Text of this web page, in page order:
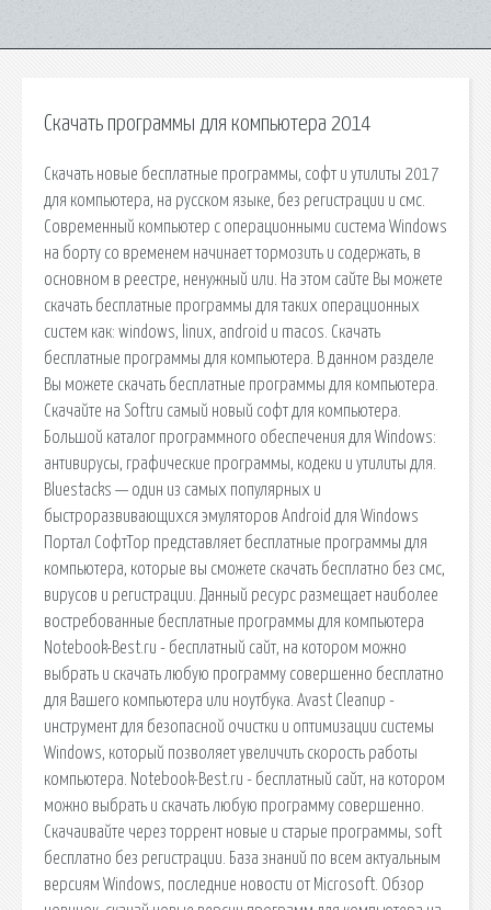
Скачать программы для компьютера 2014
Скачать новые бесплатные программы, софт и утилиты 2017
для компьютера, на русском языке, без регистрации и смс.
Современный компьютер с операционными система Windows
на борту со временем начинает тормозить и содержать, в
основном в реестре, ненужный или. На этом сайте Вы можете
скачать бесплатные программы для таких операционных
систем как: windows, linux, android и macos. Скачать
бесплатные программы для компьютера. В данном разделе
Вы можете скачать бесплатные программы для компьютера.
Скачайте на Softru самый новый софт для компьютера.
Большой каталог программного обеспечения для Windows:
антивирусы, графические программы, кодеки и утилиты для.
Bluestacks — один из самых популярных и
быстроразвивающихся эмуляторов Android для Windows
Портал СофтТор представляет бесплатные программы для
компьютера, которые вы сможете скачать бесплатно без смс,
вирусов и регистрации. Данный ресурс размещает наиболее
востребованные бесплатные программы для компьютера
Notebook-Best.ru - бесплатный сайт, на котором можно
выбрать и скачать любую программу совершенно бесплатно
для Вашего компьютера или ноутбука. Avast Cleanup -
инструмент для безопасной очистки и оптимизации системы
Windows, который позволяет увеличить скорость работы
компьютера. Notebook-Best.ru - бесплатный сайт, на котором
можно выбрать и скачать любую программу совершенно.
Скачаивайте через торрент новые и старые программы, soft
бесплатно без регистрации. База знаний по всем актуальным
версиям Windows, последние новости от Microsoft. Обзор